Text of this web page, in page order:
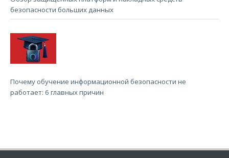
безопасности больших данных
Почему обучение информационной безопасности не
работает: 6 главных причин